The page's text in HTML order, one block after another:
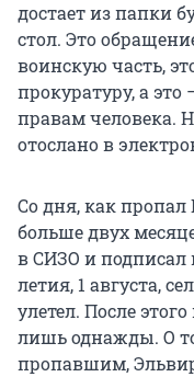
достает из папки
стол. Это
воинскую часть,
прокуратуру, а
правам человека.
отослано в
Со дня, как
больше двух
в СИЗО и подписал
летия, 1 августа,
улетел. После
лишь однажды. О
пропавшим,